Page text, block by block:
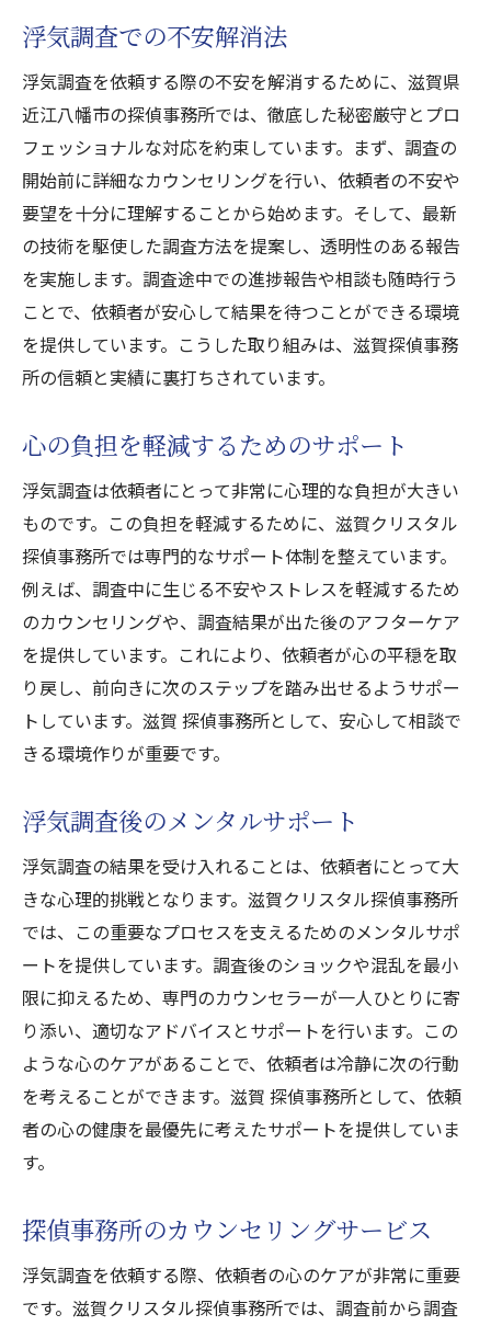
浮気調査での不安解消法
浮気調査を依頼する際の不安を解消するために、滋賀県
近江八幡市の探偵事務所では、徹底した秘密厳守とプロ
フェッショナルな対応を約束しています。まず、調査の
開始前に詳細なカウンセリングを行い、依頼者の不安や
要望を十分に理解することから始めます。そして、最新
の技術を駆使した調査方法を提案し、透明性のある報告
を実施します。調査途中での進捗報告や相談も随時行う
ことで、依頼者が安心して結果を待つことができる環境
を提供しています。こうした取り組みは、滋賀探偵事務
所の信頼と実績に裏打ちされています。
心の負担を軽減するためのサポート
浮気調査は依頼者にとって非常に心理的な負担が大きい
ものです。この負担を軽減するために、滋賀クリスタル
探偵事務所では専門的なサポート体制を整えています。
例えば、調査中に生じる不安やストレスを軽減するため
のカウンセリングや、調査結果が出た後のアフターケア
を提供しています。これにより、依頼者が心の平穏を取
り戻し、前向きに次のステップを踏み出せるようサポー
トしています。滋賀 探偵事務所として、安心して相談で
きる環境作りが重要です。
浮気調査後のメンタルサポート
浮気調査の結果を受け入れることは、依頼者にとって大
きな心理的挑戦となります。滋賀クリスタル探偵事務所
では、この重要なプロセスを支えるためのメンタルサポ
ートを提供しています。調査後のショックや混乱を最小
限に抑えるため、専門のカウンセラーが一人ひとりに寄
り添い、適切なアドバイスとサポートを行います。この
ような心のケアがあることで、依頼者は冷静に次の行動
を考えることができます。滋賀 探偵事務所として、依頼
者の心の健康を最優先に考えたサポートを提供していま
す。
探偵事務所のカウンセリングサービス
浮気調査を依頼する際、依頼者の心のケアが非常に重要
です。滋賀クリスタル探偵事務所では、調査前から調査